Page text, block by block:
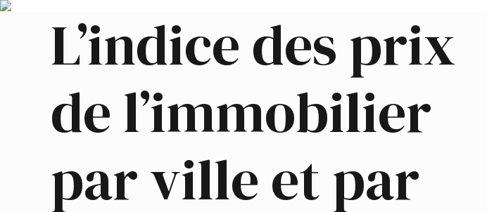
L’indice des prix
de l’immobilier
par ville et par